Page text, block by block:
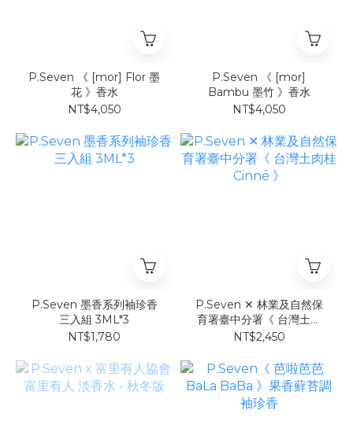
P.Seven 《 [mor] Flor 墨
花 》香水
NT$4,050
P.Seven 《 [mor]
Bambu 墨竹 》香水
NT$4,050
P.Seven 墨香系列袖珍香
三入組 3ML*3
NT$1,780
P.Seven ✕ 林業及自然保
育署臺中分署《 台灣土肉
桂 Cinné 》
NT$2,450